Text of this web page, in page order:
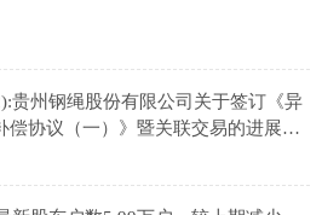
贵州钢绳股份有限公司关于签订《异
偿协议（一）》暨关联交易的进展公